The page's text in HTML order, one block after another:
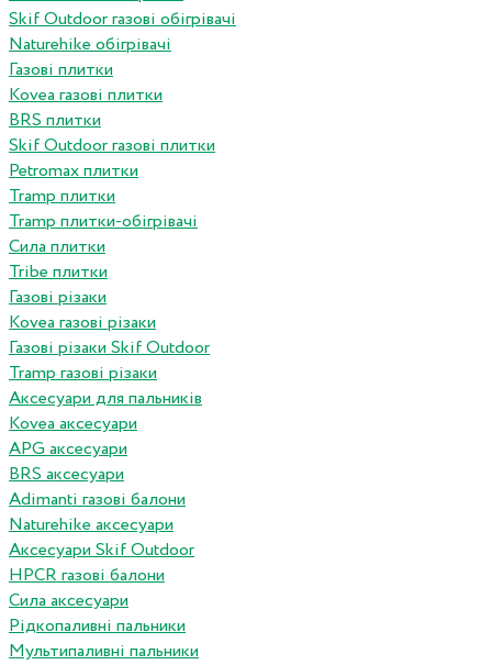
Skif Outdoor газові обігрівачі
Naturehike обігрівачі
Газові плитки
Kovea газові плитки
BRS плитки
Skif Outdoor газові плитки
Petromax плитки
Tramp плитки
Tramp плитки-обігрівачі
Сила плитки
Tribe плитки
Газові різаки
Kovea газові різаки
Газові різаки Skif Outdoor
Tramp газові різаки
Аксесуари для пальників
Kovea аксесуари
APG аксесуари
BRS аксесуари
Adimanti газові балони
Naturehike аксесуари
Аксесуари Skif Outdoor
HPCR газові балони
Сила аксесуари
Рідкопаливні пальники
Мультипаливні пальники